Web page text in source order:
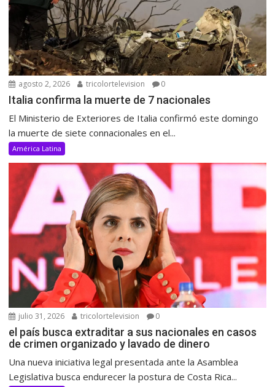
agosto 2, 2026 tricolortelevision 0
Italia confirma la muerte de 7 nacionales
El Ministerio de Exteriores de Italia confirmó este domingo
la muerte de siete connacionales en el...
América Latina
julio 31, 2026 tricolortelevision 0
el país busca extraditar a sus nacionales en casos
de crimen organizado y lavado de dinero
Una nueva iniciativa legal presentada ante la Asamblea
Legislativa busca endurecer la postura de Costa Rica...